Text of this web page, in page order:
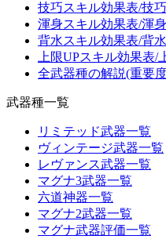
技巧スキル効果表/技
渾身スキル効果表/渾
背水スキル効果表/背
上限UPスキル効果表/
全武器種の解説(重要
武器種一覧
リミテッド武器一覧
ヴィンテージ武器一覧
レヴァンス武器一覧
マグナ3武器一覧
六道神器一覧
マグナ2武器一覧
マグナ武器評価一覧